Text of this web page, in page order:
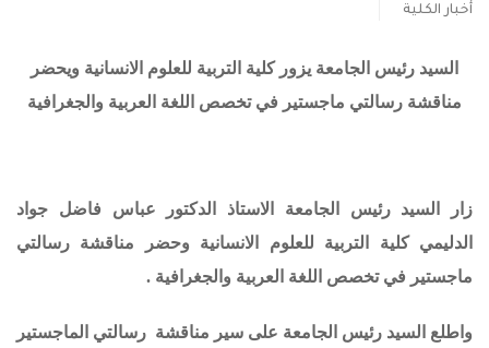
أخبار الكلية
السيد رئيس الجامعة يزور كلية التربية للعلوم الانسانية ويحضر
مناقشة رسالتي ماجستير في تخصص اللغة العربية والجغرافية
زار السيد رئيس الجامعة الاستاذ الدكتور عباس فاضل جواد
الدليمي كلية التربية للعلوم الانسانية وحضر مناقشة رسالتي
ماجستير في تخصص اللغة العربية والجغرافية .
واطلع السيد رئيس الجامعة على سير مناقشة رسالتي الماجستير